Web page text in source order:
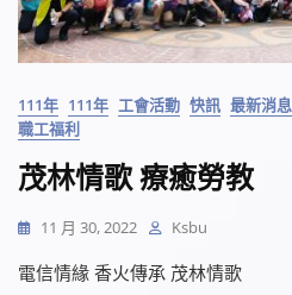
111年 111年 工會活動 快訊 最新消息
職工福利
茂林情歌 療癒勞教
11 月 30, 2022 Ksbu
電信情緣 香火傳承 茂林情歌